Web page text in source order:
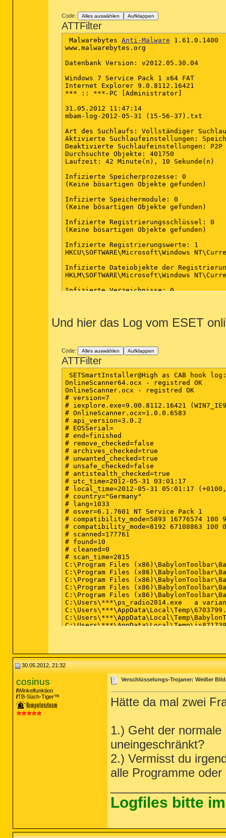
Code: Alles auswählen Aufklappen
ATTFilter
Malwarebytes Anti-Malware 1.61.0.1400
www.malwarebytes.org
Datenbank Version: v2012.05.30.04
Windows 7 Service Pack 1 x64 FAT
Internet Explorer 9.0.8112.16421
*** :: ***-PC [Administrator]
31.05.2012 11:47:14
mbam-log-2012-05-31 (15-56-37).txt
Art des Suchlaufs: Vollständiger
Aktivierte Suchlaufeinstellungen:
Deaktivierte Suchlaufeinstellungen: P2P
Durchsuchte Objekte: 401750
Laufzeit: 42 Minute(n), 10 Sekunde(n)
Infizierte Speicherprozesse: 0
(Keine bösartigen Objekte gefunden)
Infizierte Speichermodule: 0
(Keine bösartigen Objekte gefunden)
Infizierte Registrierungsschlüssel: 0
(Keine bösartigen Objekte gefunden)
Infizierte Registrierungswerte: 1
HKCU\SOFTWARE\Microsoft\Windows
Infizierte Dateiobjekte der
HKLM\SOFTWARE\Microsoft\Windows
Infizierte Verzeichnisse: 0
Und hier das Log vom ESET
Code: Alles auswählen Aufklappen
ATTFilter
SETSmartInstaller@High as CAB hook log:
OnlineScanner64.ocx - registred OK
OnlineScanner.ocx - registred OK
# version=7
# iexplore.exe=9.00.8112.16421
# OnlineScanner.ocx=1.0.0.6583
# api_version=3.0.2
# EOSSerial=
# end=finished
# remove_checked=false
# archives_checked=true
# unwanted_checked=true
# unsafe_checked=false
# antistealth_checked=true
# utc_time=2012-05-31 03:01:17
# local_time=2012-05-31 05:01:17
# country="Germany"
# lang=1033
# osver=6.1.7601 NT Service Pack 1
# compatibility_mode=5893 16776574 100
# compatibility_mode=8192 67108863 100
# scanned=177761
# found=10
# cleaned=0
# scan_time=2815
C:\Program Files (x86)\BabylonToolbar\BabylonToolbar\1.5.3.17\BabylonToolbarApp.dll	a
C:\Program Files
C:\Program Files (x86)\BabylonToolbar\BabylonToolbar\1.5.3.17\BabylonToolbarsrv.exe
C:\Program Files
C:\Program Files
C:\Users\***\ps_radio2014.exe	a variant of Win32/Adware.ADON application (unable to clean)	00000000000000000000000000000000	I
C:\Users\***\AppData\Local\Temp\6703799.Uninstall\Uninstall.exe	a variant of Win32/InstallCore.Q
C:\Users\***\AppData\Local\Temp\is87173921\MyBabylonTB.exe	Win32/Toolbar.Babylon application
30.05.2012, 21:32
cosinus
Winkelfunktion
TB-Süch-Tiger™
Verschlüsselungs-Trojaner: Weißer
Hätte da mal zwei
1.) Geht der
uneingeschränkt?
2.) Vermisst du
alle Programme
Logfiles bitte